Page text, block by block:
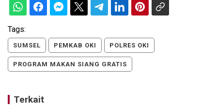
Tags:
SUMSEL PEMKAB OKI POLRES OKI
PROGRAM MAKAN SIANG GRATIS
Terkait